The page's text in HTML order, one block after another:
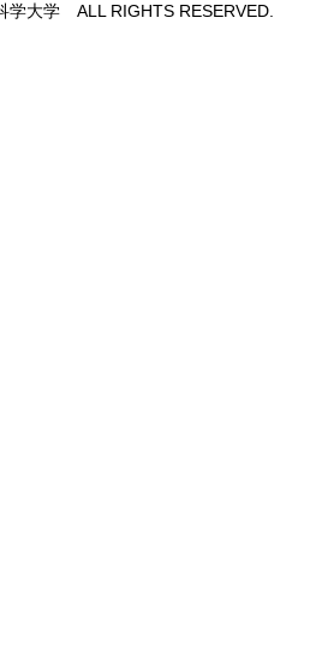
学大学 ALL RIGHTS RESERVED.